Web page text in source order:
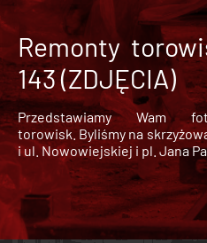
Remonty
143 (ZDJĘCIA)
Przedstawiamy Wam
torowisk. Byliśmy na
i ul. Nowowiejskiej i pl. Jana